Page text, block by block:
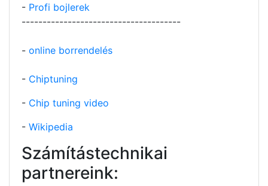
- Profi bojlerek
--------------------------------------
- online borrendelés
- Chiptuning
- Chip tuning video
- Wikipedia
Számítástechnikai
partnereink: